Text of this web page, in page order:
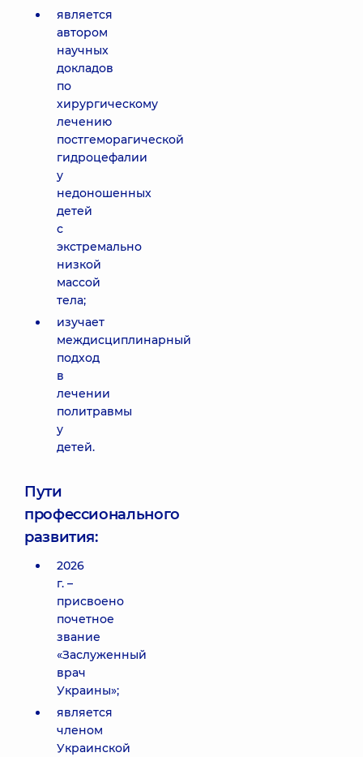
является
автором
научных
докладов
по
хирургическому
лечению
постгеморагической
гидроцефалии
у
недоношенных
детей
с
экстремально
низкой
массой
тела;
изучает
междисциплинарный
подход
в
лечении
политравмы
у
детей.
Пути
профессионального
развития:
2026
г. –
присвоено
почетное
звание
«Заслуженный
врач
Украины»;
является
членом
Украинской